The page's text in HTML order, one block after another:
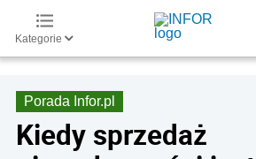
Kategorie
Porada Infor.pl
Kiedy sprzedaż